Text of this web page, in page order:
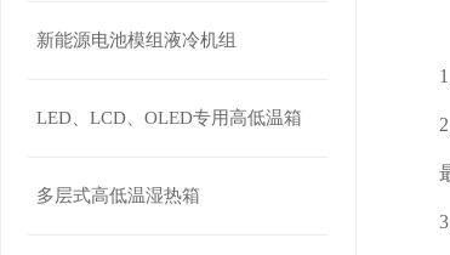
新能源电池模组液冷机组
LED、LCD、OLED专用高低温箱
多层式高低温湿热箱